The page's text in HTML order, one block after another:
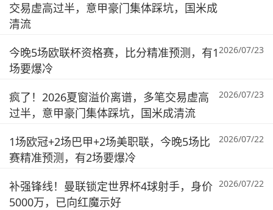
交易虚高过半，意甲豪门集体踩坑，国米成
清流
今晚5场欧联杯资格赛，比分精准预测，有1
场要爆冷
2026/07/23
疯了！2026夏窗溢价离谱，多笔交易虚高
过半，意甲豪门集体踩坑，国米成清流
2026/07/23
1场欧冠+2场巴甲+2场美职联，今晚5场比
赛精准预测，有2场要爆冷
2026/07/22
补强锋线！曼联锁定世界杯4球射手，身价
5000万，已向红魔示好
2026/07/22